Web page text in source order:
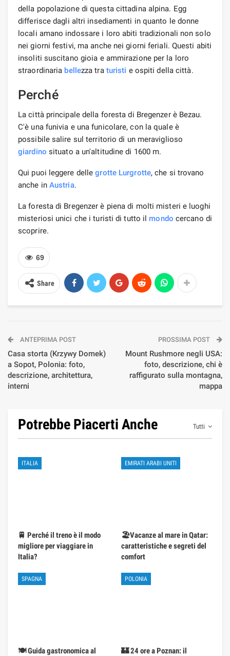
della popolazione di questa cittadina alpina. Egg
differisce dagli altri insediamenti in quanto le donne
locali amano indossare i loro abiti tradizionali non solo
nei giorni festivi, ma anche nei giorni feriali. Questi abiti
insoliti suscitano gioia e ammirazione per la loro
straordinaria bellezza tra turisti e ospiti della città.
Perché
La città principale della foresta di Bregenzer è Bezau.
C'è una funivia e una funicolare, con la quale è
possibile salire sul territorio di un meraviglioso
giardino situato a un'altitudine di 1600 m.
Qui puoi leggere dellegrotte Lurgrotte, che si trovano
anche in Austria.
La foresta di Bregenzer è piena di molti misteri e luoghi
misteriosi unici che i turisti di tutto il mondo cercano di
scoprire.
69
Share
ANTEPRIMA POST
Casa storta (Krzywy Domek)
a Sopot, Polonia: foto,
descrizione, architettura,
interni
PROSSIMA POST
Mount Rushmore negli USA:
foto, descrizione, chi è
raffigurato sulla montagna,
mappa
Tutti
Potrebbe Piacerti Anche
ITALIA
🚆 Perché il treno è il modo
migliore per viaggiare in
Italia?
EMIRATI ARABI UNITI
🏖️Vacanze al mare in Qatar:
caratteristiche e segreti del
comfort
SPAGNA
🍽️ Guida gastronomica al
POLONIA
🏰 24 ore a Poznan: il